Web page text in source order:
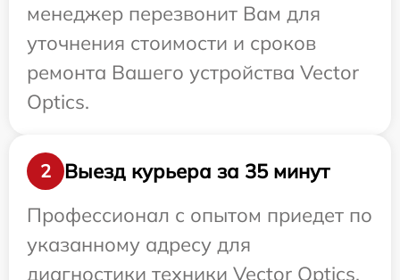
менеджер перезвонит Вам для
уточнения стоимости и сроков
ремонта Вашего устройства Vector
Optics.
2
Выезд курьера за 35 минут
Профессионал с опытом приедет по
указанному адресу для
диагностики техники Vector Optics.